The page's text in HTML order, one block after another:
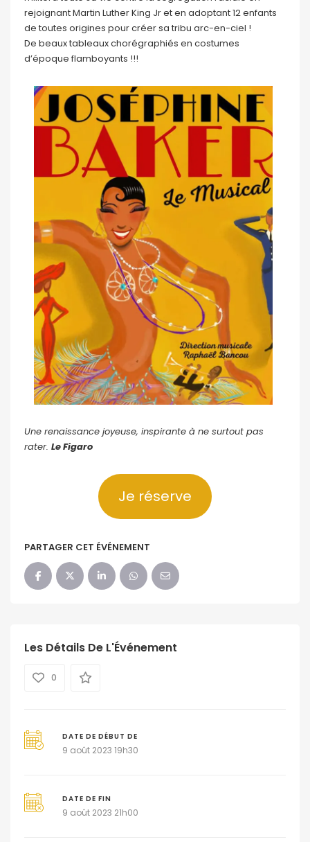
rejoignant Martin Luther King Jr et en adoptant 12 enfants
de toutes origines pour créer sa tribu arc-en-ciel !
De beaux tableaux chorégraphiés en costumes
d’époque flamboyants !!!
Une renaissance joyeuse, inspirante à ne surtout pas
rater. Le Figaro
Je réserve
PARTAGER CET ÉVÉNEMENT
Les Détails De L'Événement
0
DATE DE DÉBUT DE
9 août 2023 19h30
DATE DE FIN
9 août 2023 21h00